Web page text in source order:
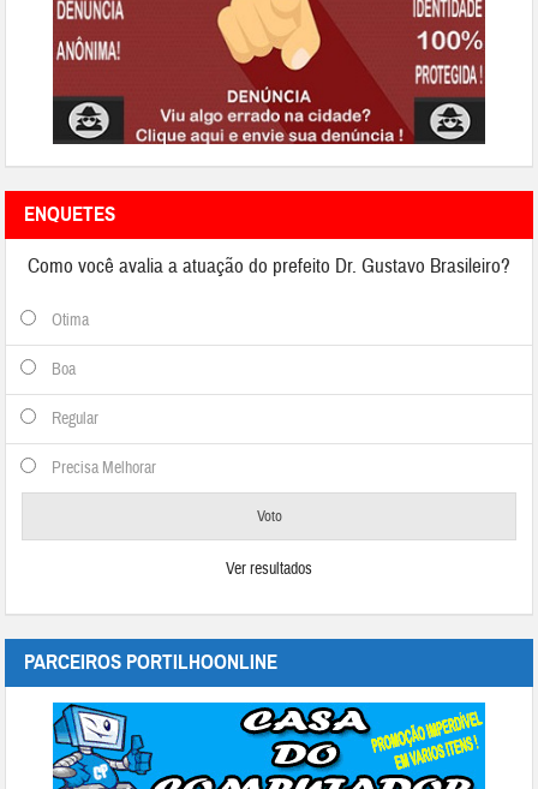
ENQUETES
Como você avalia a atuação do prefeito Dr. Gustavo Brasileiro?
Otima
Boa
Regular
Precisa Melhorar
Ver resultados
PARCEIROS PORTILHOONLINE